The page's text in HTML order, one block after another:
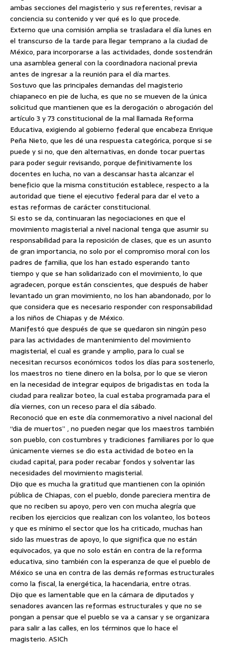
ambas secciones del magisterio y sus referentes, revisar a
conciencia su contenido y ver qué es lo que procede.
Externo que una comisión amplia se trasladara el día lunes en
el transcurso de la tarde para llegar temprano a la ciudad de
México, para incorporarse a las actividades, donde sostendrán
una asamblea general con la coordinadora nacional previa
antes de ingresar a la reunión para el día martes.
Sostuvo que las principales demandas del magisterio
chiapaneco en pie de lucha, es que no se mueven de la única
solicitud que mantienen que es la derogación o abrogación del
artículo 3 y 73 constitucional de la mal llamada Reforma
Educativa, exigiendo al gobierno federal que encabeza Enrique
Peña Nieto, que les dé una respuesta categórica, porque si se
puede y si no, que den alternativas, en donde tocar puertas
para poder seguir revisando, porque definitivamente los
docentes en lucha, no van a descansar hasta alcanzar el
beneficio que la misma constitución establece, respecto a la
autoridad que tiene el ejecutivo federal para dar el veto a
estas reformas de carácter constitucional.
Si esto se da, continuaran las negociaciones en que el
movimiento magisterial a nivel nacional tenga que asumir su
responsabilidad para la reposición de clases, que es un asunto
de gran importancia, no solo por el compromiso moral con los
padres de familia, que los han estado esperando tanto
tiempo y que se han solidarizado con el movimiento, lo que
agradecen, porque están conscientes, que después de haber
levantado un gran movimiento, no los han abandonado, por lo
que considera que es necesario responder con responsabilidad
a los niños de Chiapas y de México.
Manifestó que después de que se quedaron sin ningún peso
para las actividades de mantenimiento del movimiento
magisterial, el cual es grande y amplio, para lo cual se
necesitan recursos económicos todos los días para sostenerlo,
los maestros no tiene dinero en la bolsa, por lo que se vieron
en la necesidad de integrar equipos de brigadistas en toda la
ciudad para realizar boteo, la cual estaba programada para el
día viernes, con un receso para el día sábado.
Reconoció que en este día conmemorativo a nivel nacional del
“dia de muertos” , no pueden negar que los maestros también
son pueblo, con costumbres y tradiciones familiares por lo que
únicamente viernes se dio esta actividad de boteo en la
ciudad capital, para poder recabar fondos y solventar las
necesidades del movimiento magisterial.
Dijo que es mucha la gratitud que mantienen con la opinión
pública de Chiapas, con el pueblo, donde pareciera mentira de
que no reciben su apoyo, pero ven con mucha alegría que
reciben los ejercicios que realizan con los volanteo, los boteos
y que es mínimo el sector que los ha criticado, muchas han
sido las muestras de apoyo, lo que significa que no están
equivocados, ya que no solo están en contra de la reforma
educativa, sino también con la esperanza de que el pueblo de
México se una en contra de las demás reformas estructurales
como la fiscal, la energética, la hacendaria, entre otras.
Dijo que es lamentable que en la cámara de diputados y
senadores avancen las reformas estructurales y que no se
pongan a pensar que el pueblo se va a cansar y se organizara
para salir a las calles, en los términos que lo hace el
magisterio. ASICh